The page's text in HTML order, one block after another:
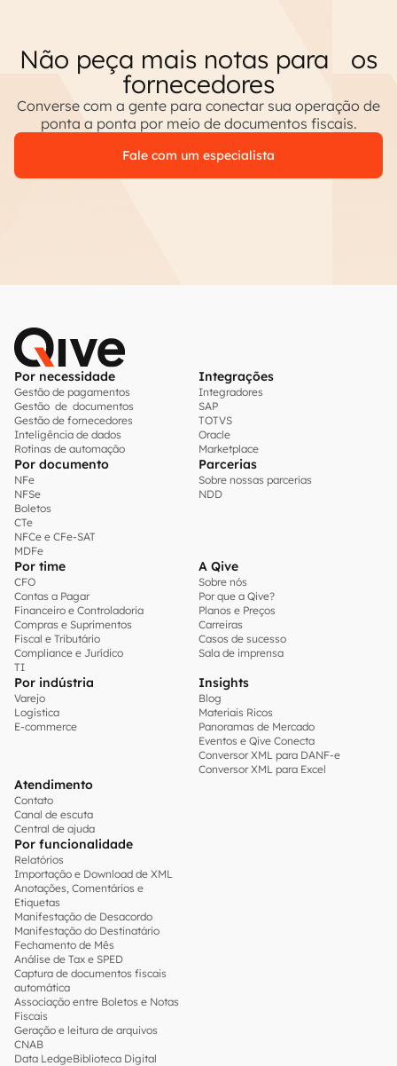
Não peça mais notas para os
fornecedores
Converse com a gente para conectar sua operação de
ponta a ponta por meio de documentos fiscais.
Fale com um especialista
Por necessidade
Gestão de pagamentos
Gestão de documentos
Gestão de fornecedores
Inteligência de dados
Rotinas de automação
Integrações
Integradores
SAP
TOTVS
Oracle
Marketplace
Por documento
NFe
NFSe
Boletos
CTe
NFCe e CFe-SAT
MDFe
Parcerias
Sobre nossas parcerias
NDD
Por time
CFO
Contas a Pagar
Financeiro e Controladoria
Compras e Suprimentos
Fiscal e Tributário
Compliance e Jurídico
TI
A Qive
Sobre nós
Por que a Qive?
Planos e Preços
Carreiras
Casos de sucesso
Sala de imprensa
Por indústria
Varejo
Logística
E-commerce
Insights
Blog
Materiais Ricos
Panoramas de Mercado
Eventos e Qive Conecta
Conversor XML para DANF-e
Conversor XML para Excel
Atendimento
Contato
Canal de escuta
Central de ajuda
Por funcionalidade
Relatórios
Importação e Download de XML
Anotações, Comentários e
Etiquetas
Manifestação de Desacordo
Manifestação do Destinatário
Fechamento de Mês
Análise de Tax e SPED
Captura de documentos fiscais
automática
Associação entre Boletos e Notas
Fiscais
Geração e leitura de arquivos
CNAB
Data LedgeBiblioteca Digital